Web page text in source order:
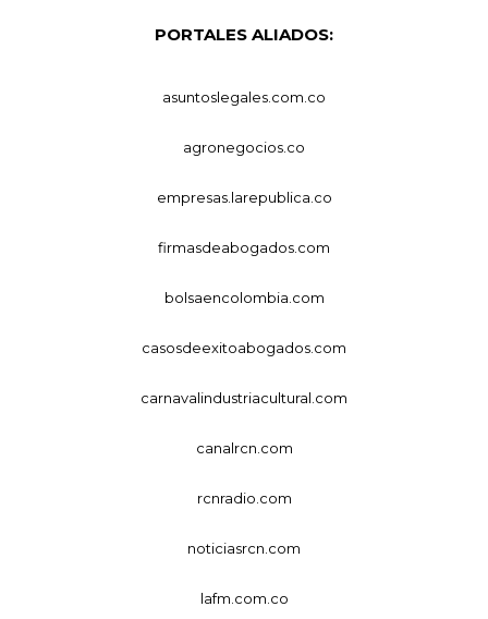
PORTALES ALIADOS:
asuntoslegales.com.co
agronegocios.co
empresas.larepublica.co
firmasdeabogados.com
bolsaencolombia.com
casosdeexitoabogados.com
carnavalindustriacultural.com
canalrcn.com
rcnradio.com
noticiasrcn.com
lafm.com.co